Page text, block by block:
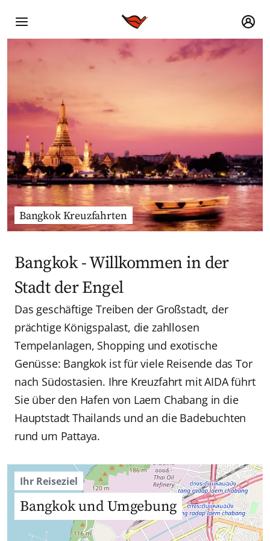
Bangkok Kreuzfahrten
Bangkok - Willkommen in der
Stadt der Engel
Das geschäftige Treiben der Großstadt, der
prächtige Königspalast, die zahllosen
Tempelanlagen, Shopping und exotische
Genüsse: Bangkok ist für viele Reisende das Tor
nach Südostasien. Ihre Kreuzfahrt mit AIDA führt
Sie über den Hafen von Laem Chabang in die
Hauptstadt Thailands und an die Badebuchten
rund um Pattaya.
Ihr Reiseziel
Bangkok und Umgebung